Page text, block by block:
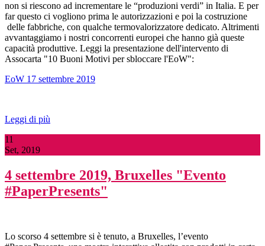
non si riescono ad incrementare le “produzioni verdi” in Italia. E per
far questo ci vogliono prima le autorizzazioni e poi la costruzione
delle fabbriche, con qualche termovalorizzatore dedicato. Altrimenti
avvantaggiamo i nostri concorrenti europei che hanno già queste
capacità produttive. Leggi la presentazione dell'intervento di
Assocarta "10 Buoni Motivi per sbloccare l'EoW":
EoW 17 settembre 2019
Leggi di più
11
Set, 2019
4 settembre 2019, Bruxelles "Evento
#PaperPresents"
Lo scorso 4 settembre si è tenuto, a Bruxelles, l’evento